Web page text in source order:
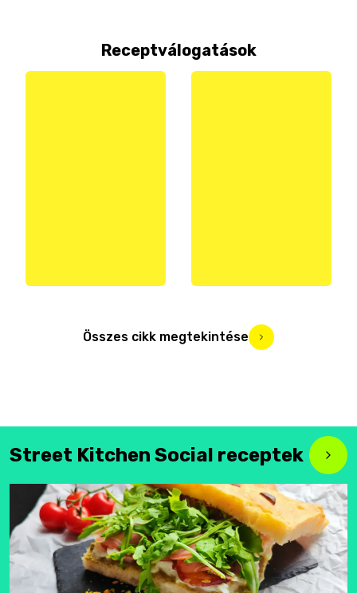
Receptválogatások
Összes cikk megtekintése
Street Kitchen Social receptek